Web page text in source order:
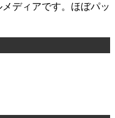
ディアです。ほぼパッ